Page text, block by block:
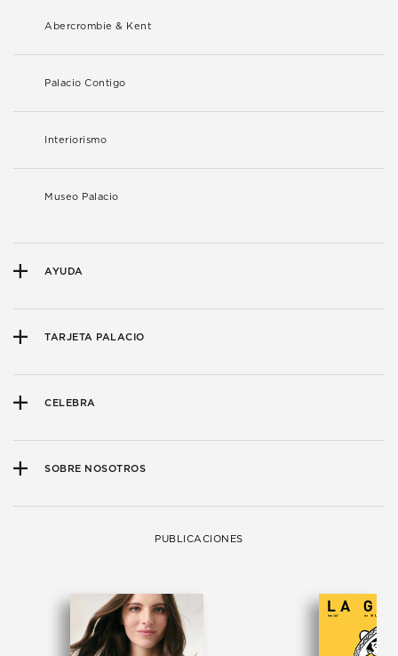
Abercrombie & Kent
Palacio Contigo
Interiorismo
Museo Palacio
AYUDA
TARJETA PALACIO
CELEBRA
SOBRE NOSOTROS
PUBLICACIONES